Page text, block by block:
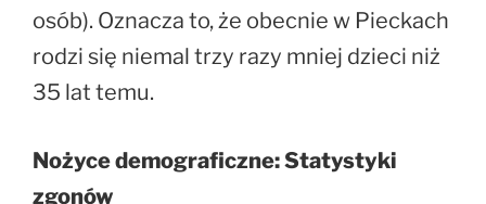
osób). Oznacza to, że obecnie w Pieckach
rodzi się niemal trzy razy mniej dzieci niż
35 lat temu.
Nożyce demograficzne: Statystyki
zgonów